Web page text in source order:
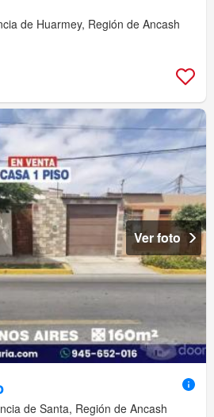
de Huarmey, Región de Ancash
Ver foto
de Santa, Región de Ancash